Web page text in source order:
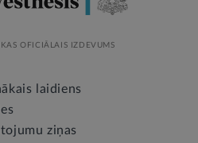
OFICIĀLAIS IZDEVUMS
laidiens
ziņas